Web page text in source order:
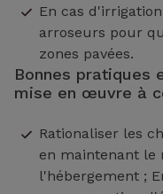
En cas
arroseurs pour
zones pavées.
Bonnes pratiques
mise en œuvre à
Rationaliser les
en maintenant le
l'hébergement ;